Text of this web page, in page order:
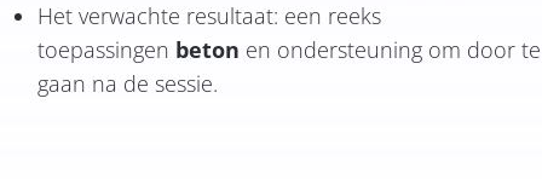
Het verwachte resultaat: een reeks
toepassingen beton en ondersteuning om door te
gaan na de sessie.